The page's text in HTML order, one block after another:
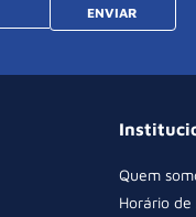
ENVIAR
Quem
Horário